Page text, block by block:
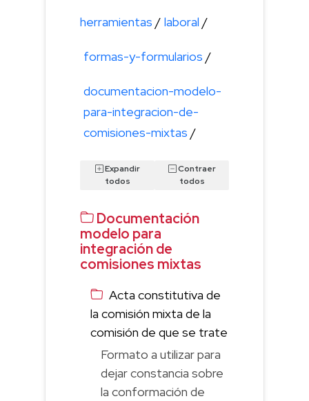
herramientas / laboral /
formas-y-formularios /
documentacion-modelo-
para-integracion-de-
comisiones-mixtas /
Expandir
todos
Contraer
todos
Documentación
modelo para
integración de
comisiones mixtas
Acta constitutiva de
la comisión mixta de la
comisión de que se trate
Formato a utilizar para
dejar constancia sobre
la conformación de